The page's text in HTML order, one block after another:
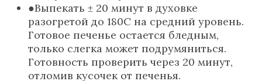
Выпекать ± 20 минут в духовке
разогретой до 180С на средний уровень.
Готовое печенье остается бледным,
только слегка может подрумяниться.
Готовность проверить через 20 минут,
отломив кусочек от печенья.